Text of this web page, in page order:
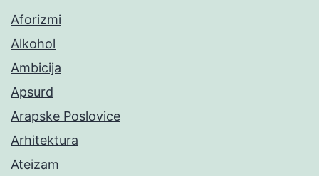
Aforizmi
Alkohol
Ambicija
Apsurd
Arapske Poslovice
Arhitektura
Ateizam